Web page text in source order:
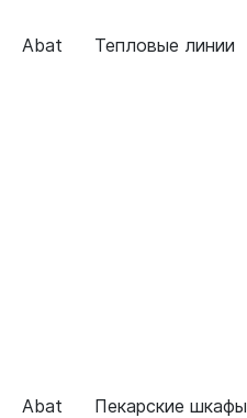
Abat
Тепловые линии
Abat
Пекарские шкафы